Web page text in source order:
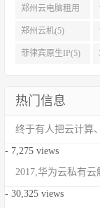
郑州云电脑租用
(5)
郑州云机(5)
菲律宾原生IP(5)
热门信息
终于有人把云计算
- 7,275 views
2017,华为云私有云
- 30,325 views